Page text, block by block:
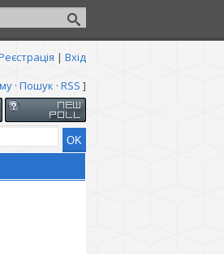
| Вхід
· Пошук · RSS ]